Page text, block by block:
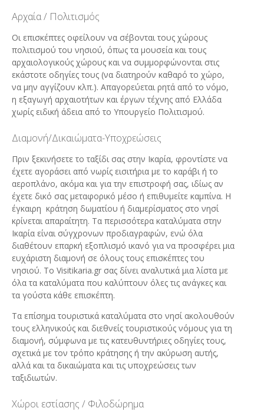
Αρχαία / Πολιτισμός
Οι επισκέπτες οφείλουν να σέβονται τους χώρους
πολιτισμού του νησιού, όπως τα μουσεία και τους
αρχαιολογικούς χώρους και να συμμορφώνονται στις
εκάστοτε οδηγίες τους (να διατηρούν καθαρό το χώρο,
να μην αγγίζουν κλπ.). Απαγορεύεται ρητά από το νόμο,
η εξαγωγή αρχαιοτήτων και έργων τέχνης από Ελλάδα
χωρίς ειδική άδεια από το Υπουργείο Πολιτισμού.
Διαμονή/Δικαιώματα-Υποχρεώσεις
Πριν ξεκινήσετε το ταξίδι σας στην Ικαρία, φροντίστε να
έχετε αγοράσει από νωρίς εισιτήρια με το καράβι ή το
αεροπλάνο, ακόμα και για την επιστροφή σας, ιδίως αν
έχετε δικό σας μεταφορικό μέσο ή επιθυμείτε καμπίνα. Η
έγκαιρη κράτηση δωματίου ή διαμερίσματος στο νησί
κρίνεται απαραίτητη. Τα περισσότερα καταλύματα στην
Ικαρία είναι σύγχρονων προδιαγραφών, ενώ όλα
διαθέτουν επαρκή εξοπλισμό ικανό για να προσφέρει μια
ευχάριστη διαμονή σε όλους τους επισκέπτες του
νησιού. Το Visitikaria.gr σας δίνει αναλυτικά μια λίστα με
όλα τα καταλύματα που καλύπτουν όλες τις ανάγκες και
τα γούστα κάθε επισκέπτη.
Τα επίσημα τουριστικά καταλύματα στο νησί ακολουθούν
τους ελληνικούς και διεθνείς τουριστικούς νόμους για τη
διαμονή, σύμφωνα με τις κατευθυντήριες οδηγίες τους,
σχετικά με τον τρόπο κράτησης ή την ακύρωση αυτής,
αλλά και τα δικαιώματα και τις υποχρεώσεις των
ταξιδιωτών.
Χώροι εστίασης / Φιλοδώρημα